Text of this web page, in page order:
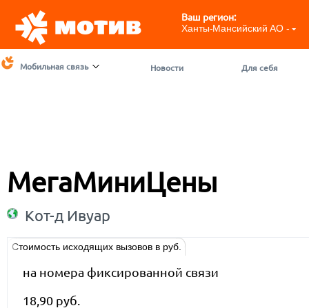
Ваш регион:
Ханты-Мансийский АО -
Мобильная связь Новости Для себя
МегаМиниЦены
Кот-д Ивуар
Стоимость исходящих вызовов в руб.
на номера фиксированной связи
18,90 руб.